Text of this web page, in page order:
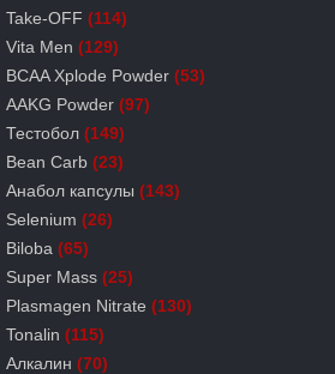
Take-OFF (114)
Vita Men (129)
BCAA Xplode Powder (53)
AAKG Powder (97)
Тестобол (149)
Bean Carb (23)
Анабол капсулы (143)
Selenium (26)
Biloba (65)
Super Mass (25)
Plasmagen Nitrate (130)
Tonalin (115)
Алкалин (70)